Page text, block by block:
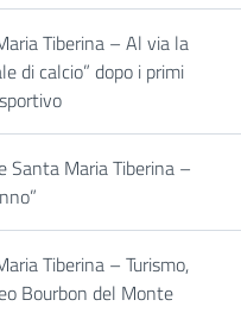
Tiberina – Al via la
di calcio” dopo i primi
Santa Maria Tiberina –
Tiberina – Turismo,
Bourbon del Monte